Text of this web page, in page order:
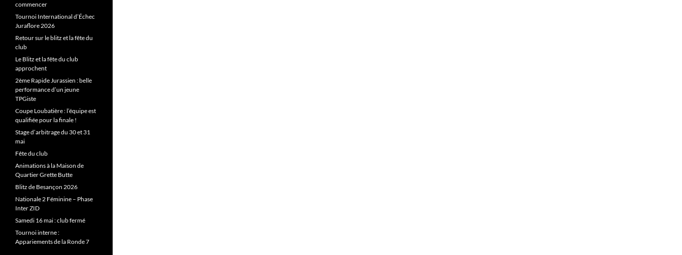
commencer
Tournoi International d’Échec
Juraflore 2026
Retour sur le blitz et la fête du
club
Le Blitz et la fête du club
approchent
2ème Rapide Jurassien : belle
performance d’un jeune
TPGiste
Coupe Loubatière : l’équipe est
qualifiée pour la finale !
Stage d’arbitrage du 30 et 31
mai
Fête du club
Animations à la Maison de
Quartier Grette Butte
Blitz de Besançon 2026
Nationale 2 Féminine – Phase
Inter ZID
Samedi 16 mai : club fermé
Tournoi interne :
Appariements de la Ronde 7